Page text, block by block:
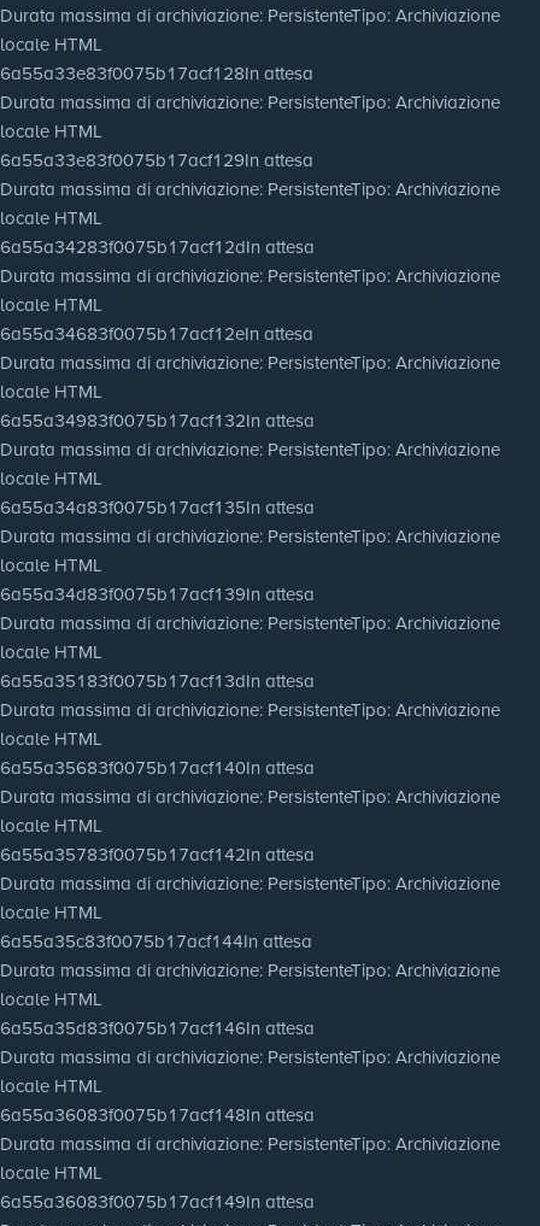
Durata massima di archiviazione: PersistenteTipo: Archiviazione
locale HTML
6a55a33e83f0075b17acf128In attesa
Durata massima di archiviazione: PersistenteTipo: Archiviazione
locale HTML
6a55a33e83f0075b17acf129In attesa
Durata massima di archiviazione: PersistenteTipo: Archiviazione
locale HTML
6a55a34283f0075b17acf12dIn attesa
Durata massima di archiviazione: PersistenteTipo: Archiviazione
locale HTML
6a55a34683f0075b17acf12eIn attesa
Durata massima di archiviazione: PersistenteTipo: Archiviazione
locale HTML
6a55a34983f0075b17acf132In attesa
Durata massima di archiviazione: PersistenteTipo: Archiviazione
locale HTML
6a55a34a83f0075b17acf135In attesa
Durata massima di archiviazione: PersistenteTipo: Archiviazione
locale HTML
6a55a34d83f0075b17acf139In attesa
Durata massima di archiviazione: PersistenteTipo: Archiviazione
locale HTML
6a55a35183f0075b17acf13dIn attesa
Durata massima di archiviazione: PersistenteTipo: Archiviazione
locale HTML
6a55a35683f0075b17acf140In attesa
Durata massima di archiviazione: PersistenteTipo: Archiviazione
locale HTML
6a55a35783f0075b17acf142In attesa
Durata massima di archiviazione: PersistenteTipo: Archiviazione
locale HTML
6a55a35c83f0075b17acf144In attesa
Durata massima di archiviazione: PersistenteTipo: Archiviazione
locale HTML
6a55a35d83f0075b17acf146In attesa
Durata massima di archiviazione: PersistenteTipo: Archiviazione
locale HTML
6a55a36083f0075b17acf148In attesa
Durata massima di archiviazione: PersistenteTipo: Archiviazione
locale HTML
6a55a36083f0075b17acf149In attesa